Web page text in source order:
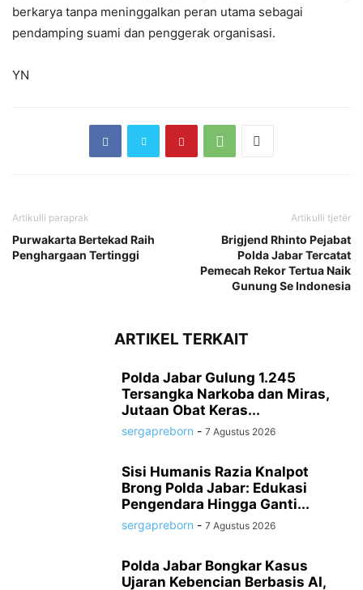
berkarya tanpa meninggalkan peran utama sebagai
pendamping suami dan penggerak organisasi.
YN
Artikulli paraprak
Purwakarta Bertekad Raih
Penghargaan Tertinggi
Artikulli tjetër
Brigjend Rhinto Pejabat
Polda Jabar Tercatat
Pemecah Rekor Tertua Naik
Gunung Se Indonesia
ARTIKEL TERKAIT
Polda Jabar Gulung 1.245
Tersangka Narkoba dan Miras,
Jutaan Obat Keras...
sergapreborn - 7 Agustus 2026
Sisi Humanis Razia Knalpot
Brong Polda Jabar: Edukasi
Pengendara Hingga Ganti...
sergapreborn - 7 Agustus 2026
Polda Jabar Bongkar Kasus
Ujaran Kebencian Berbasis AI,